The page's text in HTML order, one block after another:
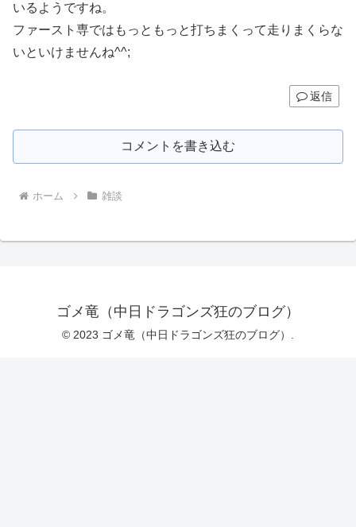
いるようですね。
ファースト専ではもっともっと打ちまくって走りまくらな
いといけませんね^^;
返信
コメントを書き込む
ホーム 雑談
ゴメ竜（中日ドラゴンズ狂のブログ）
© 2023 ゴメ竜（中日ドラゴンズ狂のブログ）.